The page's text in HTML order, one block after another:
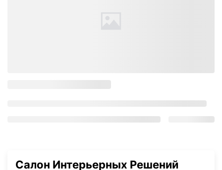
Салон Интерьерных Решений